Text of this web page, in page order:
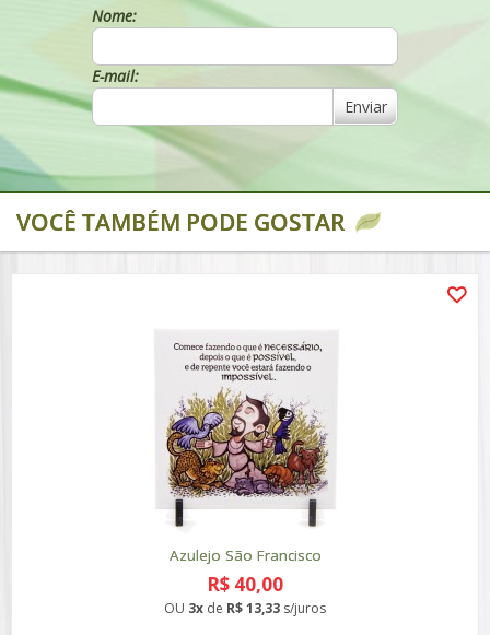
Nome:
E-mail:
Enviar
VOCÊ TAMBÉM PODE GOSTAR
Azulejo São Francisco
R$ 40,00
OU 3x de R$ 13,33 s/juros